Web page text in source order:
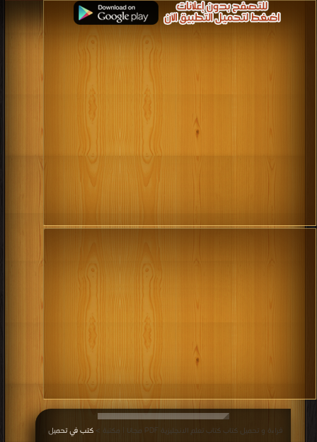
قراءة و تحميل كتاب كتاب تعلم الانجليزية PDF مجانا | مكتبة > كتب في تحميل